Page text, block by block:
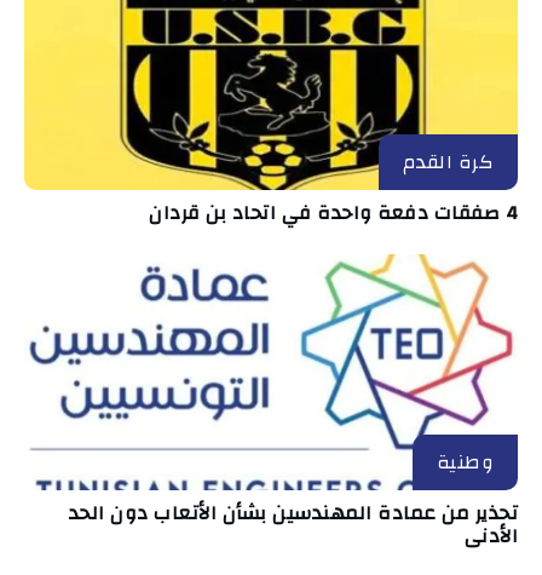
كرة القدم
4 صفقات دفعة واحدة في اتحاد بن قردان
وطنية
تحذير من عمادة المهندسين بشأن الأتعاب دون الحد
الأدنى